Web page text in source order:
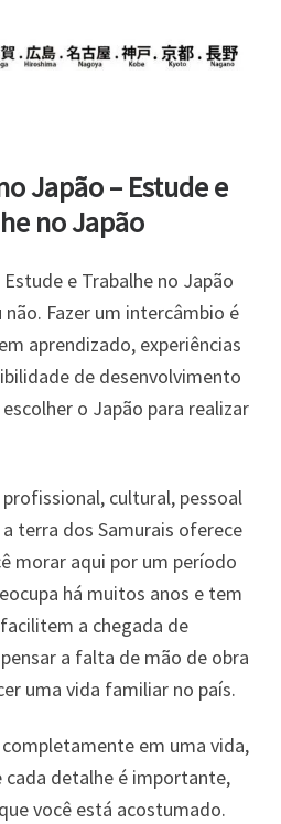
Japão – Estude e
no Japão
Estude e Trabalhe no Japão
Fazer um intercâmbio é
aprendizado, experiências
de desenvolvimento
o Japão para realizar
cultural, pessoal
terra dos Samurais oferece
morar aqui por um período
há muitos anos e tem
a chegada de
a falta de mão de obra
uma vida familiar no país.
em uma vida,
detalhe é importante,
você está acostumado.